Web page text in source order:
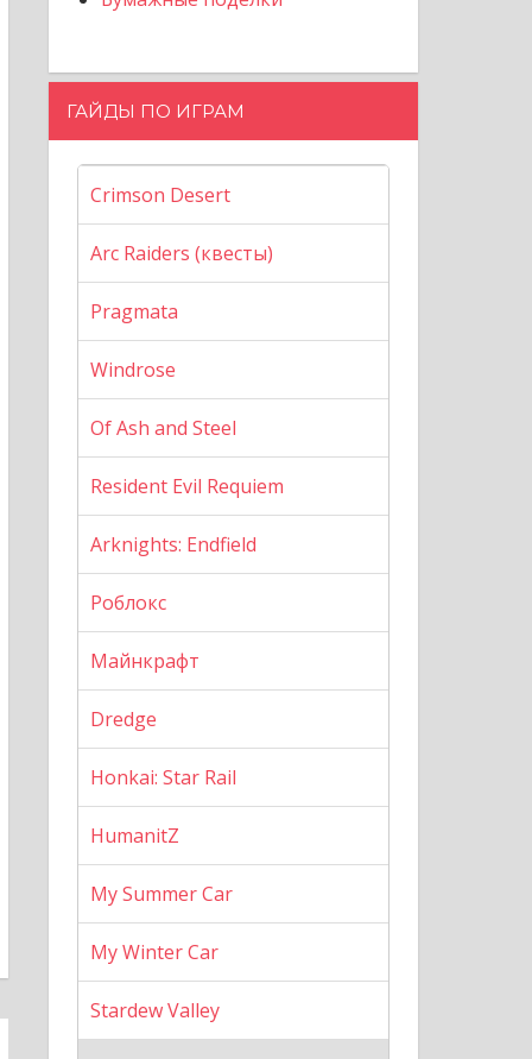
ГАЙДЫ ПО ИГРАМ
Crimson Desert
Arc Raiders (квесты)
Pragmata
Windrose
Of Ash and Steel
Resident Evil Requiem
Arknights: Endfield
Роблокс
Майнкрафт
Dredge
Honkai: Star Rail
HumanitZ
My Summer Car
My Winter Car
Stardew Valley